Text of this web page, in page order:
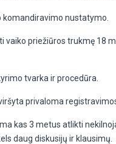
nustatymo.
priežiūros trukmę 18
tvarka ir procedūra.
privaloma
kas 3 metus atlikti
daug diskusijų ir klausimų.